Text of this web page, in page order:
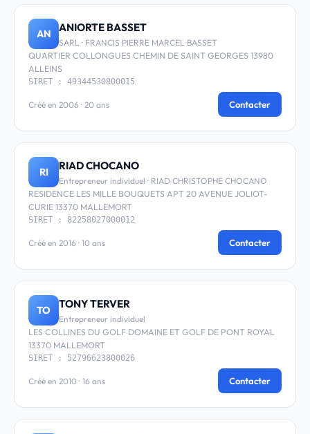
AN ANIORTE BASSET
SARL · FRANCIS PIERRE MARCEL BASSET
QUARTIER COLLONGUES CHEMIN DE SAINT GEORGES 13980
ALLEINS
SIRET : 49344530800015
Créé en 2006 · 20 ans Contacter
RI RIAD CHOCANO
Entrepreneur individuel · RIAD CHRISTOPHE CHOCANO
RESIDENCE LES MILLE BOUQUETS APT 20 AVENUE JOLIOT-
CURIE 13370 MALLEMORT
SIRET : 82258027000012
Créé en 2016 · 10 ans Contacter
TO TONY TERVER
Entrepreneur individuel
LES COLLINES DU GOLF DOMAINE ET GOLF DE PONT ROYAL
13370 MALLEMORT
SIRET : 52796623800026
Créé en 2010 · 16 ans Contacter